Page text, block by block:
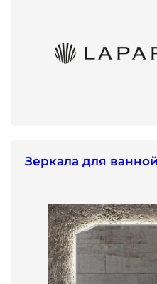
Зеркала для ванной